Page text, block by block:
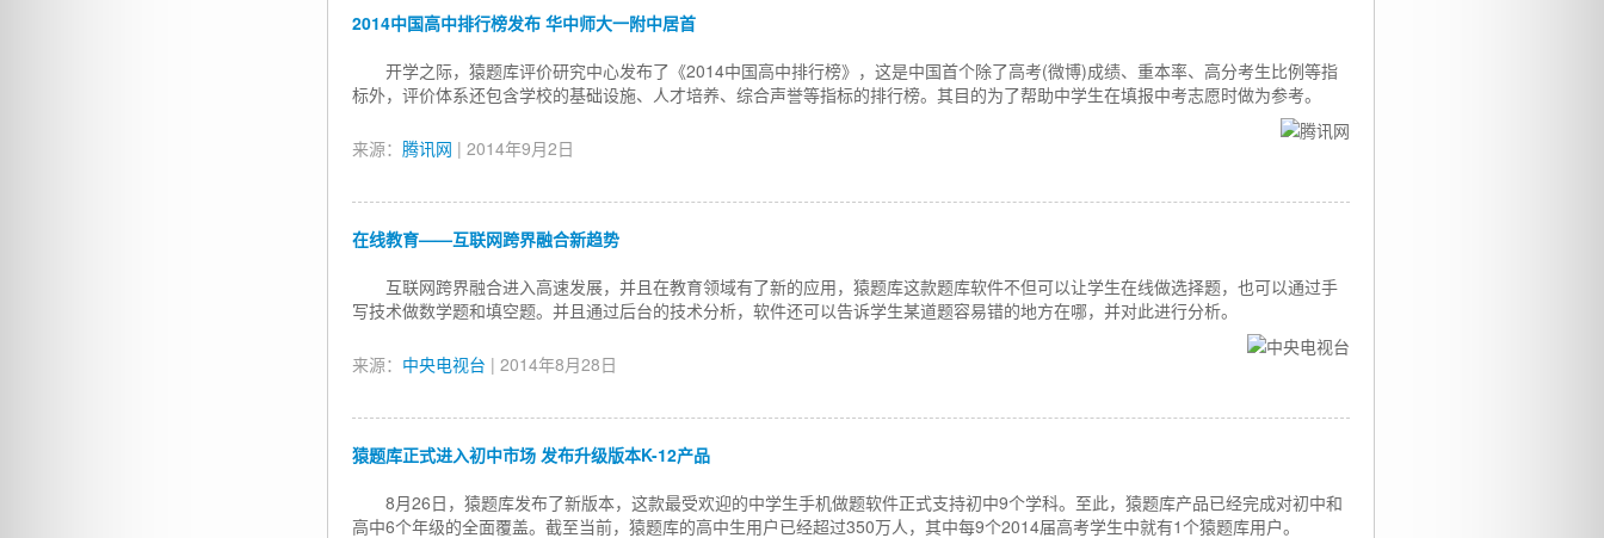
2014中国高中排行榜发布 华中师大一附中居首
开学之际，猿题库评价研究中心发布了《2014中国高中排行榜》，这是中国首个除了高考(微博)成绩、重本率、高分考生比例等指
标外，评价体系还包含学校的基础设施、人才培养、综合声誉等指标的排行榜。其目的为了帮助中学生在填报中考志愿时做为参考。
来源： 腾讯网 | 2014年9月2日
在线教育——互联网跨界融合新趋势
互联网跨界融合进入高速发展，并且在教育领域有了新的应用，猿题库这款题库软件不但可以让学生在线做选择题，也可以通过手
写技术做数学题和填空题。并且通过后台的技术分析，软件还可以告诉学生某道题容易错的地方在哪，并对此进行分析。
来源： 中央电视台 | 2014年8月28日
猿题库正式进入初中市场 发布升级版本K-12产品
8月26日，猿题库发布了新版本，这款最受欢迎的中学生手机做题软件正式支持初中9个学科。至此，猿题库产品已经完成对初中和
高中6个年级的全面覆盖。截至当前，猿题库的高中生用户已经超过350万人，其中每9个2014届高考学生中就有1个猿题库用户。